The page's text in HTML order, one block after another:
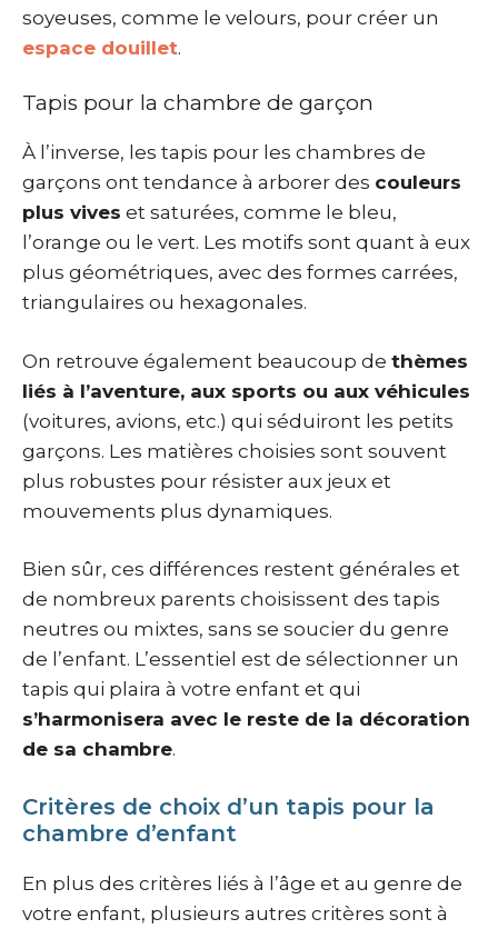
soyeuses, comme le velours, pour créer un
espace douillet.
Tapis pour la chambre de garçon
À l’inverse, les tapis pour les chambres de
garçons ont tendance à arborer des couleurs
plus vives et saturées, comme le bleu,
l’orange ou le vert. Les motifs sont quant à eux
plus géométriques, avec des formes carrées,
triangulaires ou hexagonales.
On retrouve également beaucoup de thèmes
liés à l’aventure, aux sports ou aux véhicules
(voitures, avions, etc.) qui séduiront les petits
garçons. Les matières choisies sont souvent
plus robustes pour résister aux jeux et
mouvements plus dynamiques.
Bien sûr, ces différences restent générales et
de nombreux parents choisissent des tapis
neutres ou mixtes, sans se soucier du genre
de l’enfant. L’essentiel est de sélectionner un
tapis qui plaira à votre enfant et qui
s’harmonisera avec le reste de la décoration
de sa chambre.
Critères de choix d’un tapis pour la
chambre d’enfant
En plus des critères liés à l’âge et au genre de
votre enfant, plusieurs autres critères sont à